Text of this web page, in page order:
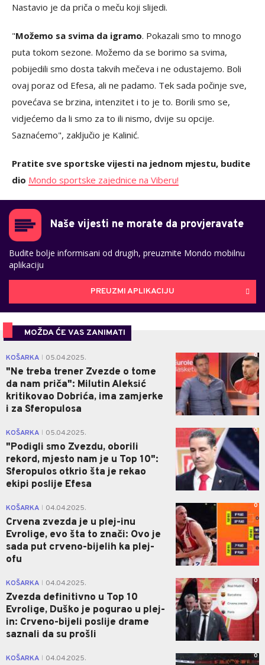
Nastavio je da priča o meču koji slijedi.
"Možemo sa svima da igramo. Pokazali smo to mnogo
puta tokom sezone. Možemo da se borimo sa svima,
pobijedili smo dosta takvih mečeva i ne odustajemo. Boli
ovaj poraz od Efesa, ali ne padamo. Tek sada počinje sve,
povećava se brzina, intenzitet i to je to. Borili smo se,
vidjećemo da li smo za to ili nismo, dvije su opcije.
Saznaćemo", zaključio je Kalinić.
Pratite sve sportske vijesti na jednom mjestu, budite
dio Mondo sportske zajednice na Viberu!
Naše vijesti ne morate da provjeravate
Budite bolje informisani od drugih, preuzmite Mondo mobilnu
aplikaciju
PREUZMI APLIKACIJU
MOŽDA ĆE VAS ZANIMATI
KOŠARKA 05.04.2025.
"Ne treba trener Zvezde o tome
da nam priča": Milutin Aleksić
kritikovao Dobrića, ima zamjerke
i za Sferopulosa
0
KOŠARKA 05.04.2025.
"Podigli smo Zvezdu, oborili
rekord, mjesto nam je u Top 10":
Sferopulos otkrio šta je rekao
ekipi poslije Efesa
0
KOŠARKA 04.04.2025.
Crvena zvezda je u plej-inu
Evrolige, evo šta to znači: Ovo je
sada put crveno-bijelih ka plej-
ofu
0
KOŠARKA 04.04.2025.
Zvezda definitivno u Top 10
Evrolige, Duško je pogurao u plej-
in: Crveno-bijeli poslije drame
saznali da su prošli
0
KOŠARKA 04.04.2025. 0